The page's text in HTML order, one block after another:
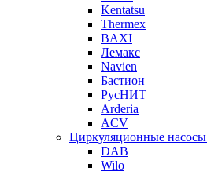
Kentatsu
Thermex
BAXI
Лемакс
Navien
Бастион
РусНИТ
Arderia
ACV
Циркуляционные насосы
DAB
Wilo